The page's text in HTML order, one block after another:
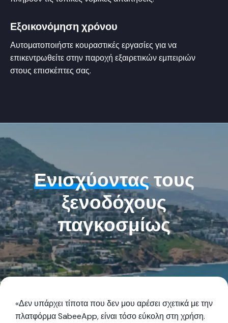
Εξοικονόμηση χρόνου
Αυτοματοποιήστε κουραστικές εργασίες για να
επικεντρωθείτε στην παροχή εξαιρετικών εμπειριών
στους επισκέπτες σας.
Ενισχύονταςτους
ξενοδόχους
παγκοσμίως
«Δεν υπάρχει τίποτα που δεν μου αρέσει σχετικά με την
πλατφόρμα SabeeApp, είναι τόσο εύκολη στη χρήση.